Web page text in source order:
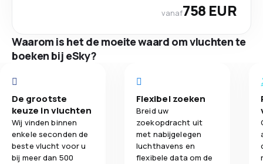
vanaf758 EUR
Waarom is het de moeite waard om vluchten te
boeken bij eSky?
De grootste
keuze in vluchten
Wij vinden binnen
enkele seconden de
beste vlucht voor u
bij meer dan 500
Flexibel zoeken
Breid uw
zoekopdracht uit
met nabijgelegen
luchthavens en
flexibele data om de